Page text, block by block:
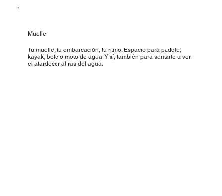
Muelle
Tu muelle, tu embarcación, tu ritmo. Espacio para paddle,
kayak, bote o moto de agua. Y sí, también para sentarte a ver
el atardecer al ras del agua.